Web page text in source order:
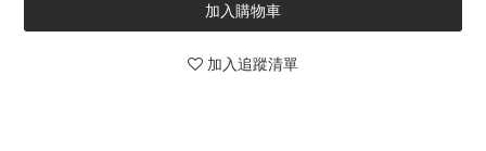
加入購物車
加入追蹤清單